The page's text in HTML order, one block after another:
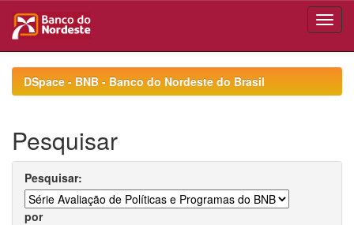
navigationDSpace - BNB - Banco do Nordeste do Brasil
Pesquisar
Pesquisar:
por